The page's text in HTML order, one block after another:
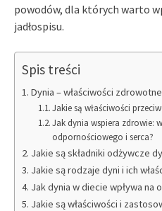
powodów, dla których warto
jadłospisu.
Spis treści
Dynia – właściwości zdrowotne
Jakie są właściwości
Jak dynia wspiera zdrowie:
odpornościowego i serca?
Jakie są składniki odżywcze
Jakie są rodzaje dyni i ich
Jak dynia w diecie wpływa na
Jakie są właściwości i